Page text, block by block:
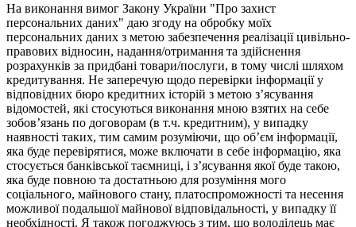
На виконання вимог Закону України "Про захист
персональних даних" даю згоду на обробку моїх
персональних даних з метою забезпечення реалізації цивільно-
правових відносин, надання/отримання та здійснення
розрахунків за придбані товари/послуги, в тому числі шляхом
кредитування. Не заперечую щодо перевірки інформації у
відповідних бюро кредитних історій з метою з’ясування
відомостей, які стосуються виконання мною взятих на себе
зобов’язань по договорам (в т.ч. кредитним), у випадку
наявності таких, тим самим розуміючи, що об’єм інформації,
яка буде перевірятися, може включати в себе інформацію, яка
стосується банківської таємниці, і з’ясування якої буде такою,
яка буде повною та достатньою для розуміння мого
соціального, майнового стану, платоспроможності та несення
можливої подальшої майнової відповідальності, у випадку її
необхідності. Я також погоджуюсь з тим, що володілець має